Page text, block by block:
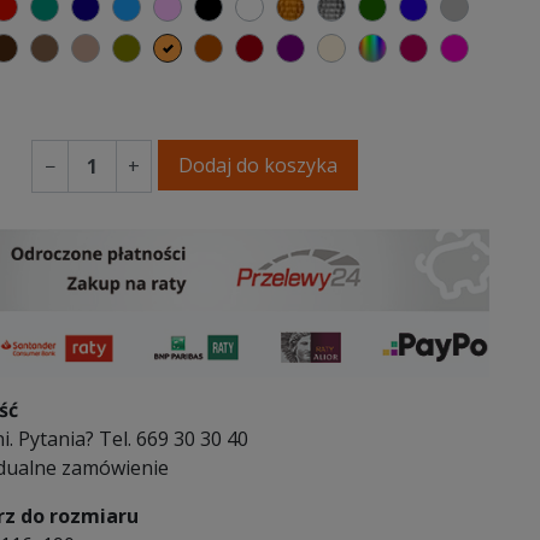
czerwonyturkusowy
granatowy
niebieski
różowyczarnybiałyzłotysrebrnybutelkowa zieleń
ciemno
szary
ciemno brązowy
brązowyjasnobrązowy
oliwkowypomarańczowy
ceglastybordowyfioletowa purpura
ecru beżowy
wybór koloru
burgund
fuksja
− + Dodaj do koszyka
Pytania? Tel. 669 30 30 40
zamówienie
do rozmiaru